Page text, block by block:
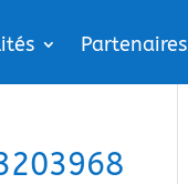
Partenaires